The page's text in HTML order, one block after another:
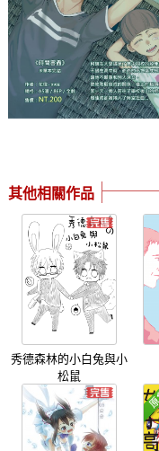
其他相關作品
秀德森林的小白兔與小
松鼠